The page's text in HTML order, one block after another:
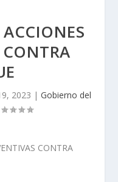
CONTRA
2023 | Gobierno del